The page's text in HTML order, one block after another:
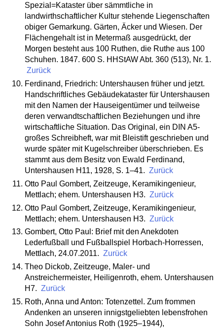
Spezial=Kataster über sämmtliche in
landwirthschaftlicher Kultur stehende Liegenschaften
obiger Gemarkung. Gärten, Äcker und Wiesen. Der
Flächengehalt ist in Metermaß ausgedrückt, der
Morgen besteht aus 100 Ruthen, die Ruthe aus 100
Schuhen. 1847. 600 S. HHStAW Abt. 360 (513), Nr. 1.
Zurück
Ferdinand, Friedrich: Untershausen früher und jetzt.
Handschriftliches Gebäudekataster für Untershausen
mit den Namen der Hauseigentümer und teilweise
deren verwandtschaftlichen Beziehungen und ihre
wirtschaftliche Situation. Das Original, ein DIN A5-
großes Schreibheft, war mit Bleistift geschrieben und
wurde später mit Kugelschreiber überschrieben. Es
stammt aus dem Besitz von Ewald Ferdinand,
Untershausen H11, 1928, S. 1–41. Zurück
Otto Paul Gombert, Zeitzeuge, Keramikingenieur,
Mettlach; ehem. Untershausen H3. Zurück
Otto Paul Gombert, Zeitzeuge, Keramikingenieur,
Mettlach; ehem. Untershausen H3. Zurück
Gombert, Otto Paul: Brief mit den Anekdoten
Lederfußball und Fußballspiel Horbach-Horressen,
Mettlach, 24.07.2011. Zurück
Theo Dickob, Zeitzeuge, Maler- und
Anstreichermeister, Heiligenroth, ehem. Untershausen
H7. Zurück
Roth, Anna und Anton: Totenzettel. Zum frommen
Andenken an unseren innigstgeliebten lebensfrohen
Sohn Josef Antonius Roth (1925–1944),